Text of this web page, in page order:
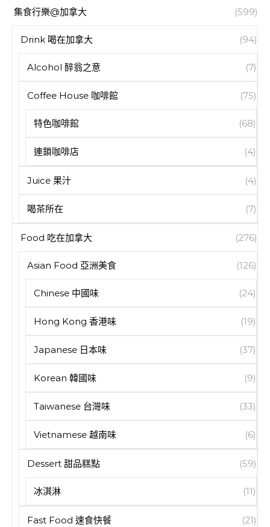
集食行樂@加拿大 (599)
Drink 喝在加拿大 (94)
Alcohol 醉翁之意 (7)
Coffee House 咖啡館 (75)
特色咖啡館 (68)
連鎖咖啡店 (4)
Juice 果汁 (4)
喝茶所在 (7)
Food 吃在加拿大 (276)
Asian Food 亞洲美食 (126)
Chinese 中國味 (24)
Hong Kong 香港味 (19)
Japanese 日本味 (37)
Korean 韓國味 (9)
Taiwanese 台灣味 (33)
Vietnamese 越南味 (6)
Dessert 甜品糕點 (59)
冰淇淋 (11)
Fast Food 速食快餐 (21)